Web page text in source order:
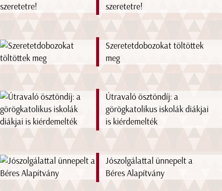
szeretetre!
Szeretetdobozokat töltöttek
meg
Útravaló ösztöndíj: a
görögkatolikus iskolák diákjai
is kiérdemelték
Jószolgálattal ünnepelt a
Béres Alapítvány